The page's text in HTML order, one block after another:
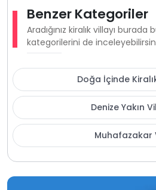
Benzer Kategoriler
Aradığınız kiralık villayı
kategorilerini de
Doğa İçinde
Denize Yakın
Muhafazakar